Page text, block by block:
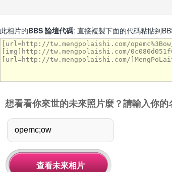
此相片的BBS 論壇代碼: 直接複製下面的代碼粘貼到
想看看你來世的未來照片麼？請輸入你的